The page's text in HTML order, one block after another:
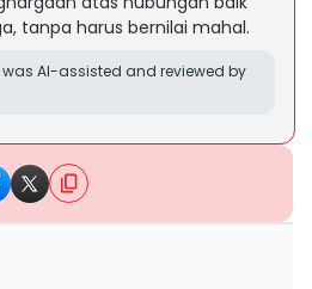
tanpa harus bernilai mahal.
AI-assisted and reviewed by